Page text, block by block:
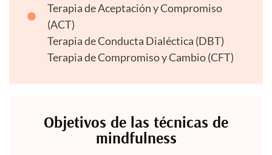
Terapia de Aceptación y Compromiso
(ACT)
Terapia de Conducta Dialéctica (DBT)
Terapia de Compromiso y Cambio (CFT)
Objetivos de las técnicas de
mindfulness